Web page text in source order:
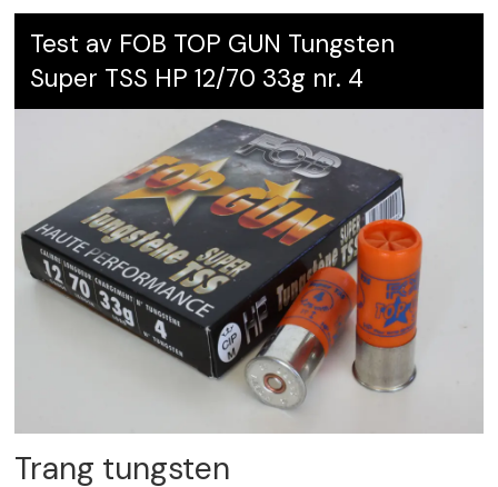
Test av FOB TOP GUN Tungsten
Super TSS HP 12/70 33g nr. 4
Trang tungsten